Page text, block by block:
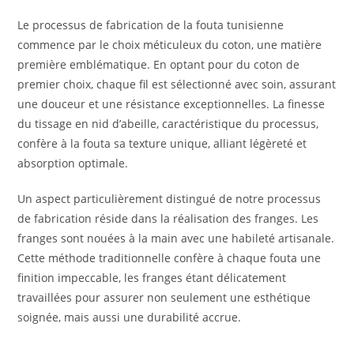
Le processus de fabrication de la fouta tunisienne
commence par le choix méticuleux du coton, une matière
première emblématique. En optant pour du coton de
premier choix, chaque fil est sélectionné avec soin, assurant
une douceur et une résistance exceptionnelles. La finesse
du tissage en nid d’abeille, caractéristique du processus,
confère à la fouta sa texture unique, alliant légèreté et
absorption optimale.
Un aspect particulièrement distingué de notre processus
de fabrication réside dans la réalisation des franges. Les
franges sont nouées à la main avec une habileté artisanale.
Cette méthode traditionnelle confère à chaque fouta une
finition impeccable, les franges étant délicatement
travaillées pour assurer non seulement une esthétique
soignée, mais aussi une durabilité accrue.